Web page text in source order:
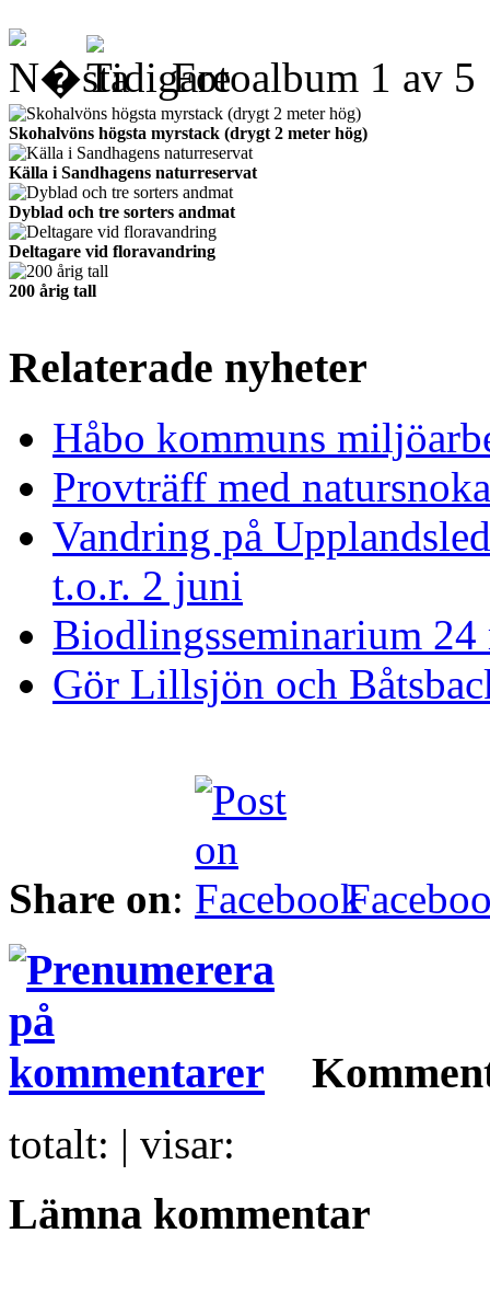
Fotoalbum 1 av 5
Skohalvöns högsta myrstack (drygt 2 meter hög)
Källa i Sandhagens naturreservat
Dyblad och tre sorters andmat
Deltagare vid floravandring
200 årig tall
Relaterade nyheter
Håbo kommuns
Provträff med
Vandring på
t.o.r. 2 juni
Biodlingsseminarium 24
Gör Lillsjön och
Share on:
totalt: | visar:
Lämna kommentar